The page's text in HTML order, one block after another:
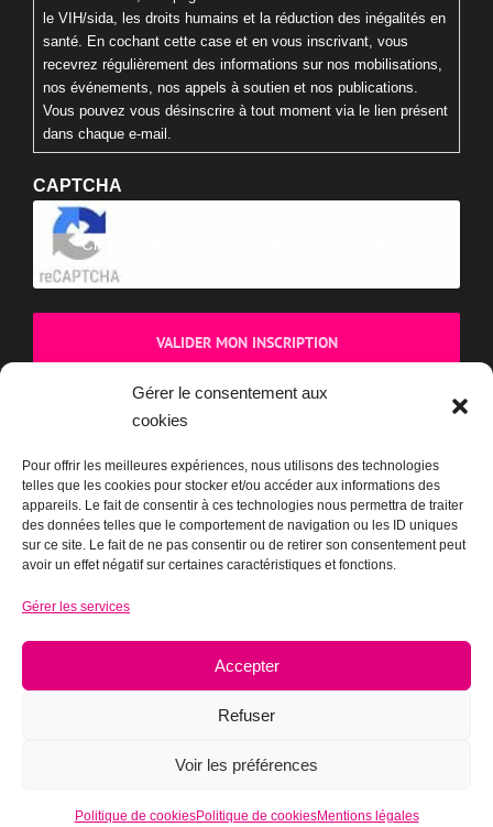
Gérer le consentement aux
cookies
Pour offrir les meilleures expériences, nous utilisons des technologies
telles que les cookies pour stocker et/ou accéder aux informations des
appareils. Le fait de consentir à ces technologies nous permettra de traiter
des données telles que le comportement de navigation ou les ID uniques
sur ce site. Le fait de ne pas consentir ou de retirer son consentement peut
avoir un effet négatif sur certaines caractéristiques et fonctions.
Gérer les services
Accepter
Refuser
Voir les préférences
Politique de cookiesPolitique de cookiesMentions légales
La newsletter d’Act Up-Paris vous permet de rester informé·e
de nos actions, campagnes et actualités liées à la lutte contre
le VIH/sida, les droits humains et la réduction des inégalités en
santé. En cochant cette case et en vous inscrivant, vous
recevrez régulièrement des informations sur nos mobilisations,
nos événements, nos appels à soutien et nos publications.
Vous pouvez vous désinscrire à tout moment via le lien présent
dans chaque e-mail.
CAPTCHA
Cliquez pour accepter la validation reCaptcha.
BOUTIQUE